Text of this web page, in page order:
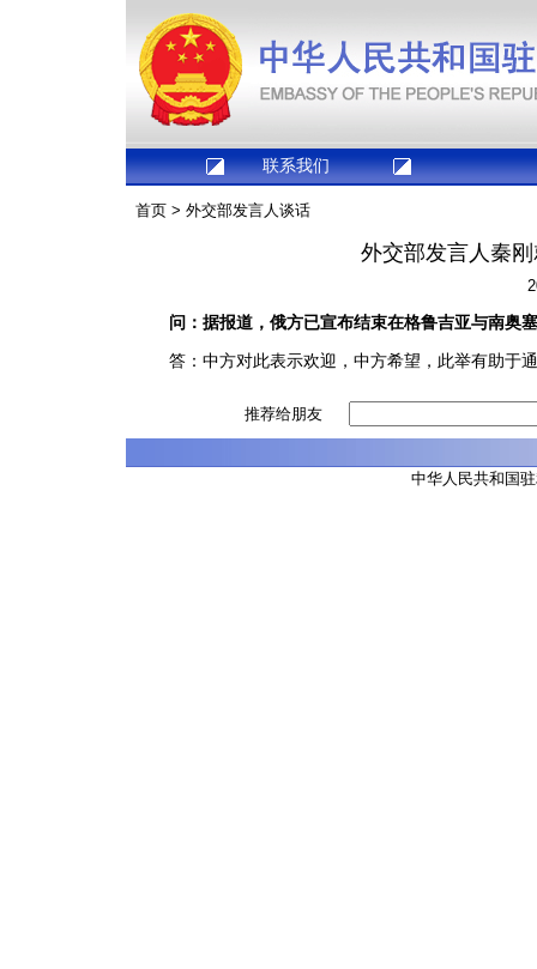
联系我们
首页 > 外交部发言人谈话
外交部发言人秦
问：据报道，俄方已宣布结束在格鲁吉亚与南奥
答：中方对此表示欢迎，中方希望，此举有助于
推荐给朋友
中华人民共和国